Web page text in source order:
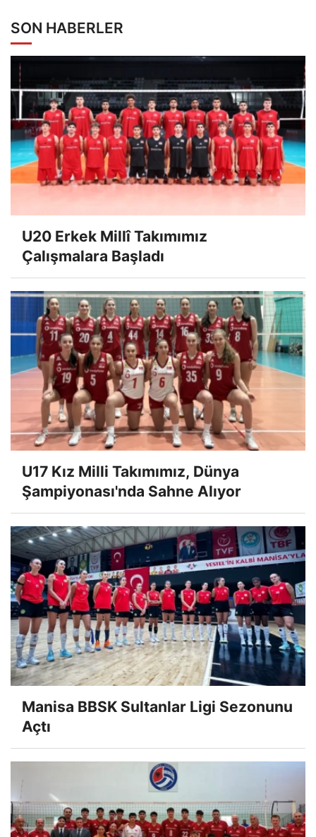
SON HABERLER
U20 Erkek Millî Takımımız
Çalışmalara Başladı
U17 Kız Milli Takımımız, Dünya
Şampiyonası'nda Sahne Alıyor
Manisa BBSK Sultanlar Ligi Sezonunu
Açtı